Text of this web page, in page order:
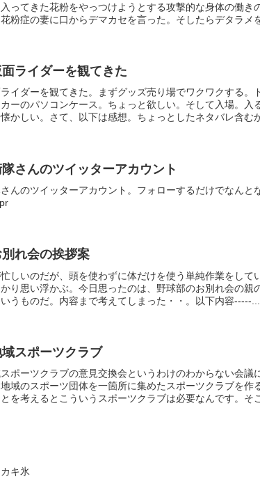
ってきた花粉をやっつけようとする攻撃的な身体の働き
粉症の妻に口からデマカセを言った。そしたらデタラメ
ライダーを観てきた
イダーを観てきた。まずグッズ売り場でワクワクする。
ーのパソコンケース。ちょっと欲しい。そして入場。入
かしい。さて、以下は感想。ちょっとしたネタバレ含む
さんのツイッターアカウント
んのツイッターアカウント。フォローするだけでなんと
れ会の挨拶案
しいのだが、頭を使わずに体だけを使う単純作業をして
り思い浮かぶ。今日思ったのは、野球部のお別れ会の親
うものだ。内容まで考えてしまった・・。以下内容-----...
スポーツクラブ
ポーツクラブの意見交換会というわけのわからない会議
域のスポーツ団体を一箇所に集めたスポーツクラブを作
を考えるとこういうスポーツクラブは必要なんです。そ
キ氷